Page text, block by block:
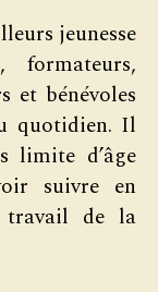
jeunesse
et bénévoles
quotidien. Il
limite d’âge
suivre en
travail de la